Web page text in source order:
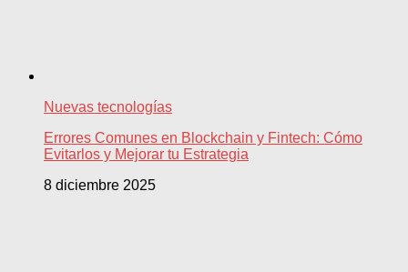
Nuevas tecnologías
Errores Comunes en Blockchain y Fintech: Cómo
Evitarlos y Mejorar tu Estrategia
8 diciembre 2025